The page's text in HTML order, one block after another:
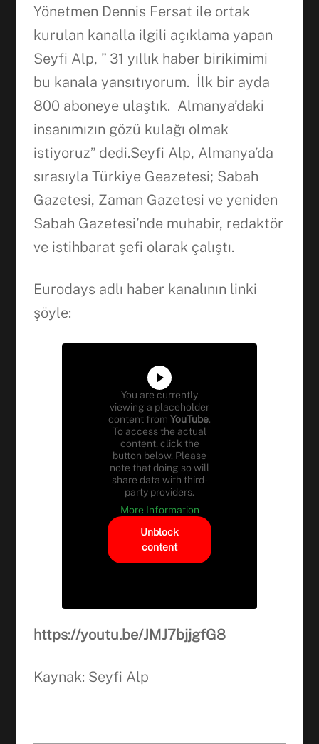
Yönetmen Dennis Fersat ile ortak
kurulan kanalla ilgili açıklama yapan
Seyfi Alp, ” 31 yıllık haber birikimimi
bu kanala yansıtıyorum. İlk bir ayda
800 aboneye ulaştık. Almanya’daki
insanımızın gözü kulağı olmak
istiyoruz” dedi.Seyfi Alp, Almanya’da
sırasıyla Türkiye Geazetesi; Sabah
Gazetesi, Zaman Gazetesi ve yeniden
Sabah Gazetesi’nde muhabir, redaktör
ve istihbarat şefi olarak çalıştı.
Eurodays adlı haber kanalının linki
şöyle:
You are currently
viewing a placeholder
content from YouTube.
To access the actual
content, click the
button below. Please
note that doing so will
share data with third-
party providers.
More Information
Unblock
content
https://youtu.be/JMJ7bjjgfG8
Kaynak: Seyfi Alp